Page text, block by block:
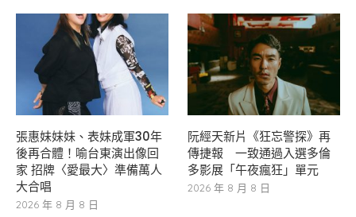
張惠妹妹妹、表妹成軍30年
後再合體！喻台東演出像回
家 招牌〈愛最大〉準備萬人
大合唱
2026 年 8 月 8 日
阮經天新片《狂忘警探》再
傳捷報 一致通過入選多倫
多影展「午夜瘋狂」單元
2026 年 8 月 8 日